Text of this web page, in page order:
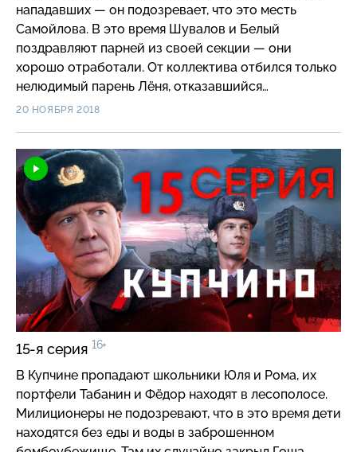
нападавших — он подозревает, что это месть
Самойлова. В это время Шувалов и Белый
поздравляют парней из своей секции — они
хорошо отработали. От коллектива отбился только
нелюдимый парень Лёня, отказавшийся
участвовать в погроме.
20 НОЯБРЯ 2018
15-я серия 16+
В Купчине пропадают школьники Юля и Рома, их
портфели Табанин и Фёдор находят в лесополосе.
Милиционеры не подозревают, что в это время дети
находятся без еды и воды в заброшенном